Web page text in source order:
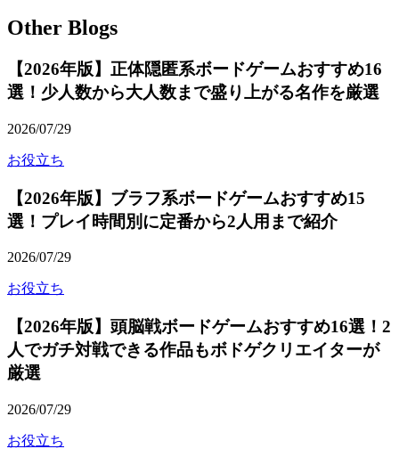
Other Blogs
【2026年版】正体隠匿系ボードゲームおすすめ16
選！少人数から大人数まで盛り上がる名作を厳選
2026/07/29
お役立ち
【2026年版】ブラフ系ボードゲームおすすめ15
選！プレイ時間別に定番から2人用まで紹介
2026/07/29
お役立ち
【2026年版】頭脳戦ボードゲームおすすめ16選！2
人でガチ対戦できる作品もボドゲクリエイターが
厳選
2026/07/29
お役立ち